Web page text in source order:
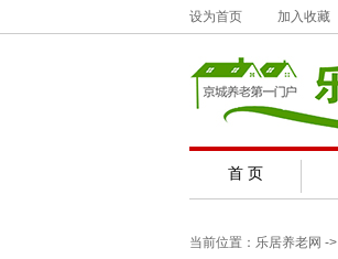
设为首页 加入收藏
首 页
当前位置： 乐居养老网 ->